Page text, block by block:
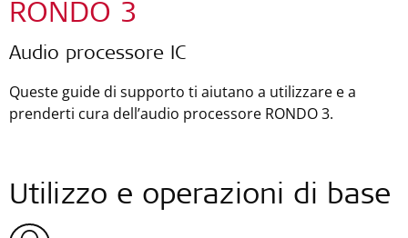
RONDO 3
Audio processore IC
Queste guide di supporto ti aiutano a utilizzare e a
prenderti cura dell’audio processore RONDO 3.
Utilizzo e operazioni di base